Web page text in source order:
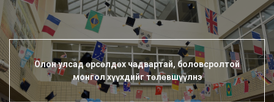
Олон улсад өрсөлдөх чадвартай, боловсролтой
монгол хүүхдийг төлөвшүүлнэ